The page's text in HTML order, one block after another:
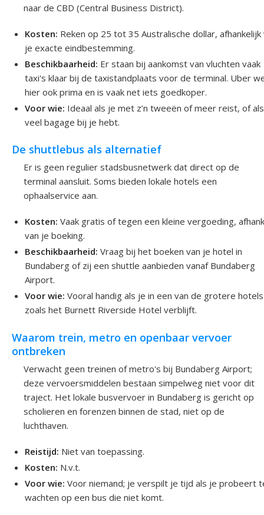
naar de CBD (Central Business District).
Kosten: Reken op 25 tot 35 Australische dollar, afhankelijk
je exacte eindbestemming.
Beschikbaarheid: Er staan bij aankomst van vluchten vaak
taxi's klaar bij de taxistandplaats voor de terminal. Uber
hier ook prima en is vaak net iets goedkoper.
Voor wie: Ideaal als je met z’n tweeën of meer reist, of
veel bagage bij je hebt.
De shuttlebus als alternatief
Er is geen regulier stadsbusnetwerk dat direct op de
terminal aansluit. Soms bieden lokale hotels een
ophaalservice aan.
Kosten: Vaak gratis of tegen een kleine vergoeding,
van je boeking.
Beschikbaarheid: Vraag bij het boeken van je hotel in
Bundaberg of zij een shuttle aanbieden vanaf Bundaberg
Airport.
Voor wie: Vooral handig als je in een van de grotere hotels
zoals het Burnett Riverside Hotel verblijft.
Waarom trein, metro en openbaar vervoer
ontbreken
Verwacht geen treinen of metro's bij Bundaberg Airport;
deze vervoersmiddelen bestaan simpelweg niet voor dit
traject. Het lokale busvervoer in Bundaberg is gericht op
scholieren en forenzen binnen de stad, niet op de
luchthaven.
Reistijd: Niet van toepassing.
Kosten: N.v.t.
Voor wie: Voor niemand; je verspilt je tijd als je probeert
wachten op een bus die niet komt.